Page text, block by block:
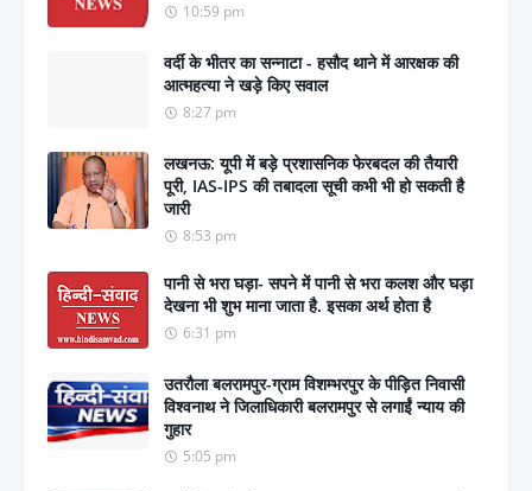
10:59 pm
वर्दी के भीतर का सन्नाटा - हसौद थाने में आरक्षक की
आत्महत्या ने खड़े किए सवाल
8:27 pm
लखनऊ: यूपी में बड़े प्रशासनिक फेरबदल की तैयारी
पूरी, IAS-IPS की तबादला सूची कभी भी हो सकती है
जारी
8:53 pm
पानी से भरा घड़ा- सपने में पानी से भरा कलश और घड़ा
देखना भी शुभ माना जाता है. इसका अर्थ होता है
6:31 pm
उतरौला बलरामपुर-ग्राम विशम्भरपुर के पीड़ित निवासी
विश्वनाथ ने जिलाधिकारी बलरामपुर से लगाईं न्याय की
गुहार
5:05 pm